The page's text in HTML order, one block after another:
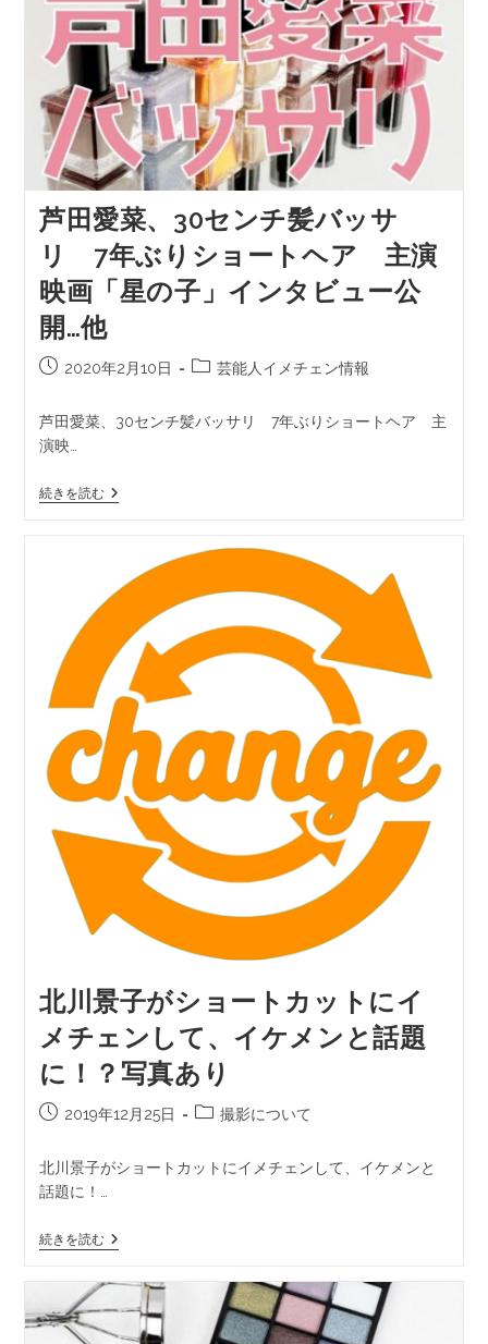
芦田愛菜、30センチ髪バッサ
リ 7年ぶりショートヘア 主演
映画「星の子」インタビュー公
開…他
2020年2月10日 芸能人イメチェン情報
芦田愛菜、30センチ髪バッサリ 7年ぶりショートヘア 主
演映…
続きを読む
北川景子がショートカットにイ
メチェンして、イケメンと話題
に！？写真あり
2019年12月25日 撮影について
北川景子がショートカットにイメチェンして、イケメンと
話題に！…
続きを読む